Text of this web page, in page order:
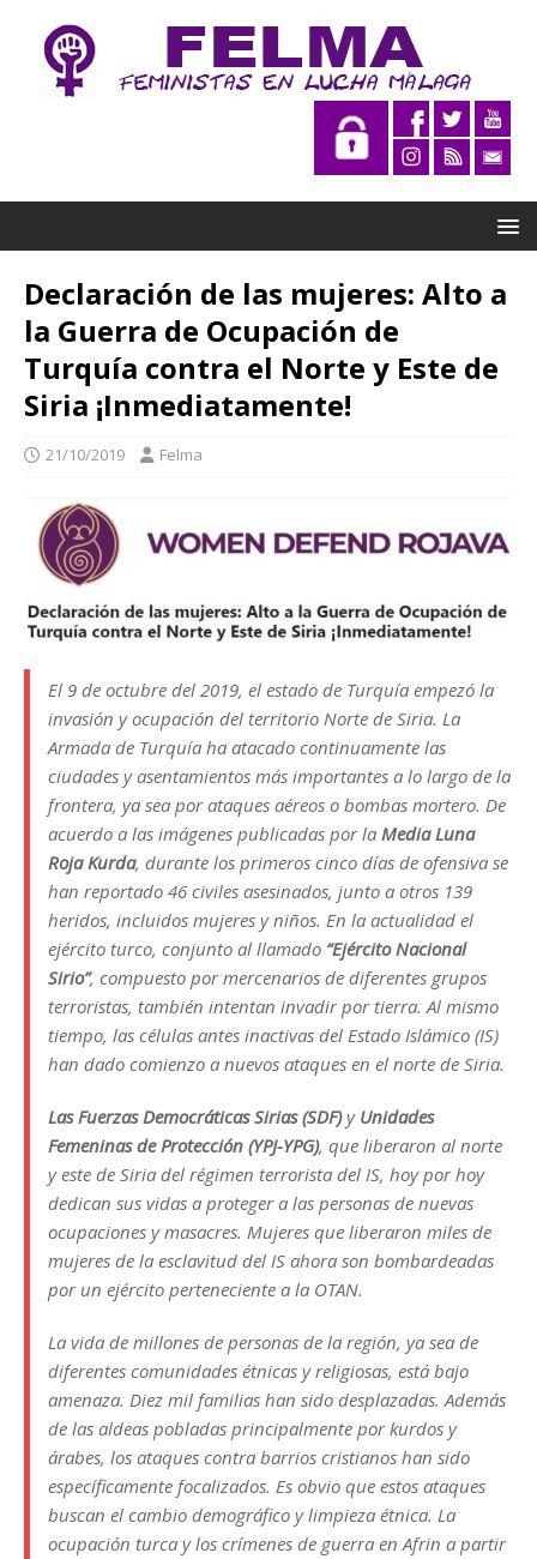
Declaración de las mujeres: Alto a
la Guerra de Ocupación de
Turquía contra el Norte y Este de
Siria ¡Inmediatamente!
21/10/2019 Felma
El 9 de octubre del 2019, el estado de Turquía empezó la
invasión y ocupación del territorio Norte de Siria. La
Armada de Turquía ha atacado continuamente las
ciudades y asentamientos más importantes a lo largo de la
frontera, ya sea por ataques aéreos o bombas mortero. De
acuerdo a las imágenes publicadas por la Media Luna
Roja Kurda, durante los primeros cinco días de ofensiva se
han reportado 46 civiles asesinados, junto a otros 139
heridos, incluidos mujeres y niños. En la actualidad el
ejército turco, conjunto al llamado “Ejército Nacional
Sirio”, compuesto por mercenarios de diferentes grupos
terroristas, también intentan invadir por tierra. Al mismo
tiempo, las células antes inactivas del Estado Islámico (IS)
han dado comienzo a nuevos ataques en el norte de Siria.
Las Fuerzas Democráticas Sirias (SDF)yUnidades
Femeninas de Protección (YPJ-YPG), que liberaron al norte
y este de Siria del régimen terrorista del IS, hoy por hoy
dedican sus vidas a proteger a las personas de nuevas
ocupaciones y masacres. Mujeres que liberaron miles de
mujeres de la esclavitud del IS ahora son bombardeadas
por un ejército perteneciente a la OTAN.
La vida de millones de personas de la región, ya sea de
diferentes comunidades étnicas y religiosas, está bajo
amenaza. Diez mil familias han sido desplazadas. Además
de las aldeas pobladas principalmente por kurdos y
árabes, los ataques contra barrios cristianos han sido
específicamente focalizados. Es obvio que estos ataques
buscan el cambio demográfico y limpieza étnica. La
ocupación turca y los crímenes de guerra en Afrin a partir